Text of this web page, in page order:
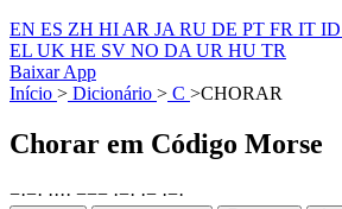
EN ES ZH HI AR JA RU DE PT FR IT ID
EL UK HE SV NO DA UR HU TR
Baixar App
Início > Dicionário > C >CHORAR
Chorar em Código Morse
−·−· ···· −−− ·−· ·− ·−·